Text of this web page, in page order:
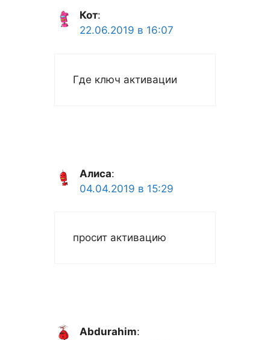
Кот:
22.06.2019 в 16:07
Где ключ активации
Алиса:
04.04.2019 в 15:29
просит активацию
Abdurahim: